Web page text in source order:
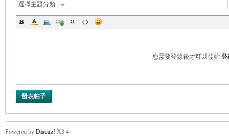
選擇主題分類
您需要登錄後才可以發帖 登
發表帖子
Powered by Discuz! X3.4